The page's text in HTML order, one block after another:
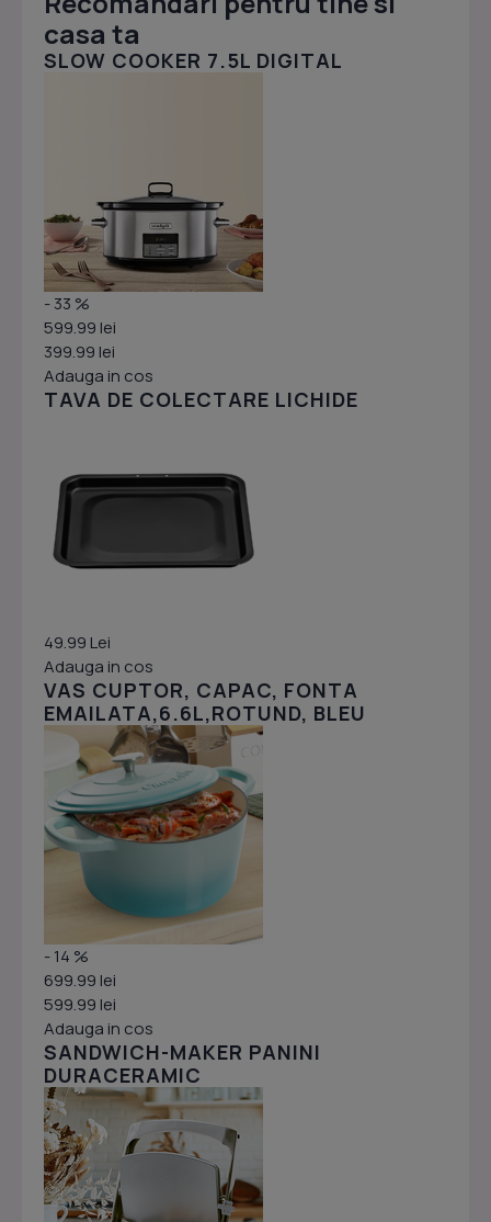
casa ta
SLOW COOKER 7.5L DIGITAL
- 33 %
599.99 lei
399.99 lei
Adauga in cos
TAVA DE COLECTARE LICHIDE
49.99 Lei
Adauga in cos
VAS CUPTOR, CAPAC, FONTA
EMAILATA,6.6L,ROTUND, BLEU
- 14 %
699.99 lei
599.99 lei
Adauga in cos
SANDWICH-MAKER PANINI
DURACERAMIC